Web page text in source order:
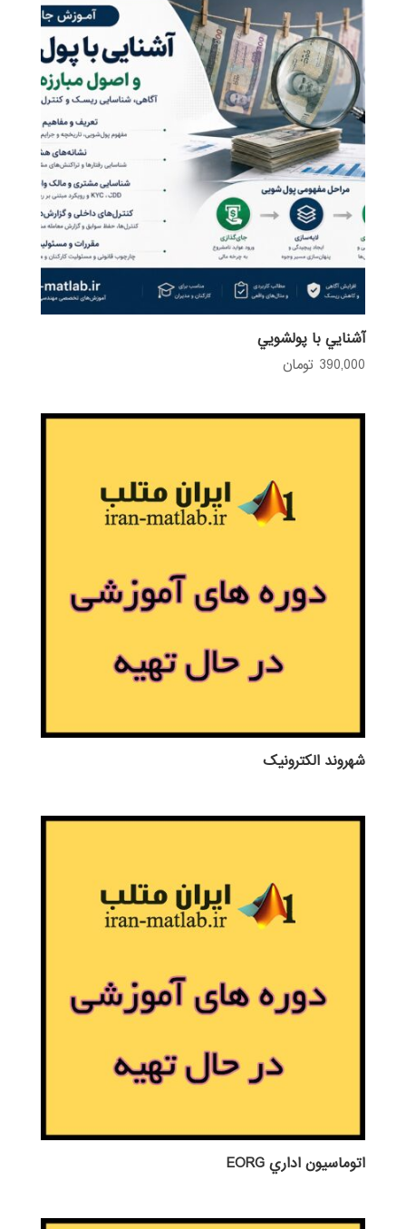
آشنايي با پولشويي
390,000 تومان
شهروند الکترونیک
اتوماسيون اداري EORG